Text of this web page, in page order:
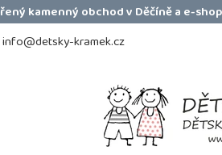
kamenný obchod v Děčíně a e-
info@detsky-kramek.cz